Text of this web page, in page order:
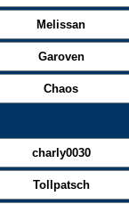
Melissan
Garoven
Chaos
charly0030
Tollpatsch